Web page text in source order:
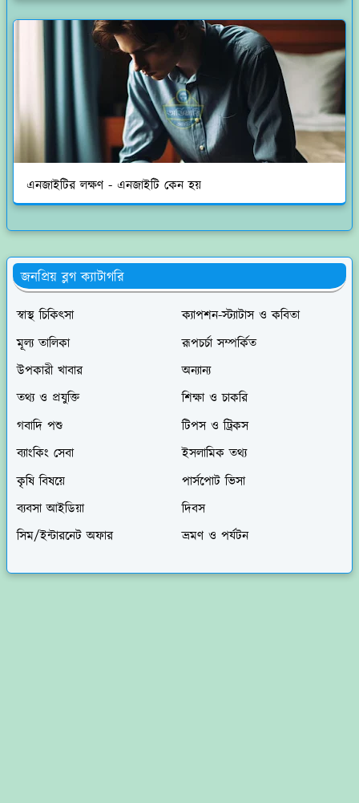
এনজাইটির লক্ষণ - এনজাইটি কেন হয়
জনপ্রিয় ব্লগ ক্যাটাগরি
স্বাস্থ চিকিৎসা
ক্যাপশন-স্ট্যাটাস ও কবিতা
মূল্য তালিকা
রূপচর্চা সম্পর্কিত
উপকারী খাবার
অন্যান্য
তথ্য ও প্রযুক্তি
শিক্ষা ও চাকরি
গবাদি পশু
টিপস ও ট্রিকস
ব্যাংকিং সেবা
ইসলামিক তথ্য
কৃষি বিষয়ে
পার্সপোট ভিসা
ব্যবসা আইডিয়া
দিবস
সিম/ইন্টারনেট অফার
ভ্রমণ ও পর্যটন